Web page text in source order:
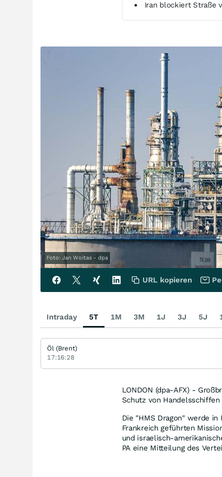
Iran blockiert Straße
Foto: Jan Woitas - dpa
LONDON (dpa-AFX) -
Schutz von
Die "HMS Dragon" werde
Frankreich geführten
und israelisch-
PA eine Mitteilung des
URL kopieren
Intraday 5T 1M 3M 1J 3J 5J
Öl (Brent)
17:16:28